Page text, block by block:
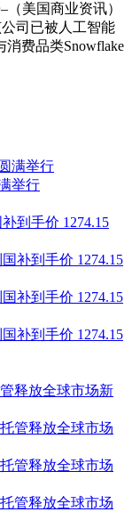
美国商业资讯）
司已被人工智能
消费品类Snowflake
举行
到手价 1274.15
释放全球市场新